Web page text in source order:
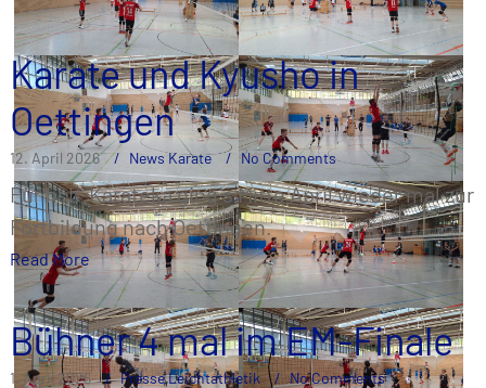
Karate und Kyusho in
Oettingen
12. April 2026 News Karate No Comments
Für hsb-Karateka ging´s Mitte April wieder mal zur
Fortbildung nach Oettingen.
Read More
Bühner 4 mal im EM-Finale
1. April 2026 Presse Leichtathletik No Comments